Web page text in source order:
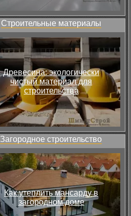
Строительные материалы
Древесина: экологически
чистый материал для
строительства
Загородное строительство
Как утеплить мансарду в
загородном доме